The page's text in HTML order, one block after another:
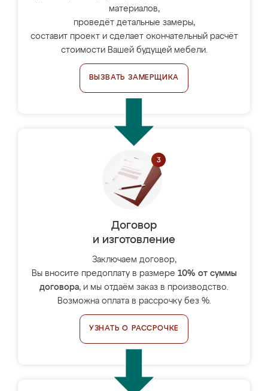
материалов,
проведёт детальные замеры,
составит проект и сделает окончательный расчёт
стоимости Вашей будущей мебели.
ВЫЗВАТЬ ЗАМЕРЩИКА
Договор
и изготовление
Заключаем договор,
Вы вносите предоплату в размере 10% от суммы
договора, и мы отдаём заказ в производство.
Возможна оплата в рассрочку без %.
УЗНАТЬ О РАССРОЧКЕ